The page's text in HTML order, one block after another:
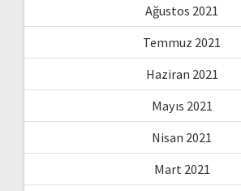
Ağustos 2021
Temmuz 2021
Haziran 2021
Mayıs 2021
Nisan 2021
Mart 2021